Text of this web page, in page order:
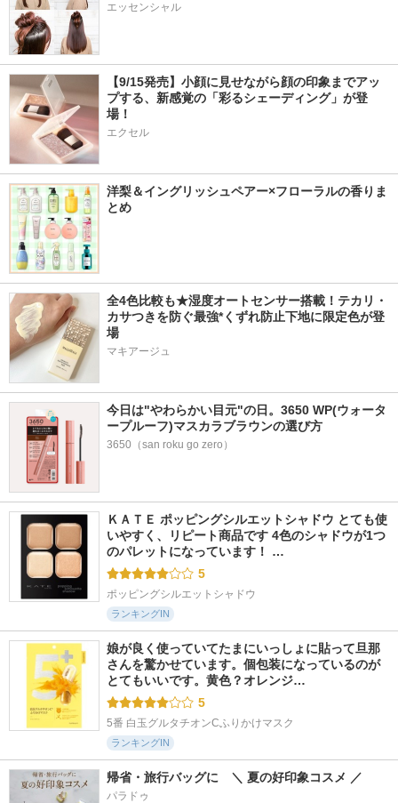
エッセンシャル
【9/15発売】小顔に見せながら顔の印象までアッ
プする、新感覚の「彩るシェーディング」が登
場！
エクセル
洋梨＆イングリッシュペアー×フローラルの香りま
とめ
全4色比較も★湿度オートセンサー搭載！テカリ・
カサつきを防ぐ最強*くずれ防止下地に限定色が登
場
マキアージュ
今日は"やわらかい目元"の日。3650 WP(ウォータ
ープルーフ)マスカラブラウンの選び方
3650（san roku go zero）
ＫＡＴＥ ポッピングシルエットシャドウ とても使
いやすく、リピート商品です 4色のシャドウが1つ
のパレットになっています！ …
5
ポッピングシルエットシャドウ
ランキングIN
娘が良く使っていてたまにいっしょに貼って旦那
さんを驚かせています。個包装になっているのが
とてもいいです。黄色？オレンジ…
5
5番 白玉グルタチオンCふりかけマスク
ランキングIN
帰省・旅行バッグに　＼ 夏の好印象コスメ ／
パラドゥ